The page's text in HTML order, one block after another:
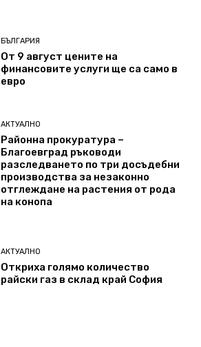
БЪЛГАРИЯ
От 9 август цените на
финансовите услуги ще са само в
евро
АКТУАЛНО
Районна прокуратура –
Благоевград ръководи
разследването по три досъдебни
производства за незаконно
отглеждане на растения от рода
на конопа
АКТУАЛНО
Откриха голямо количество
райски газ в склад край София